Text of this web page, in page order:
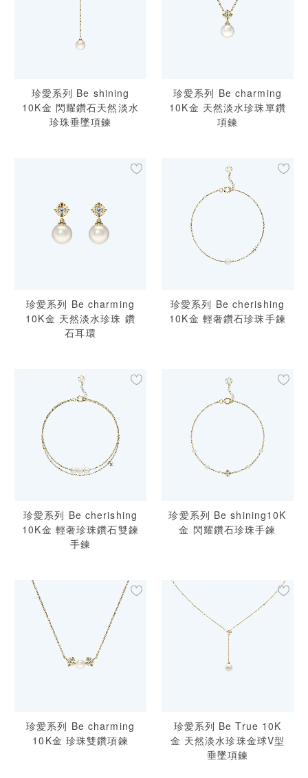
珍愛系列 Be shining
10K金 閃耀鑽石天然淡水
珍珠垂墜項鍊
珍愛系列 Be charming
10K金 天然淡水珍珠單鑽
項鍊
珍愛系列 Be charming
10K金 天然淡水珍珠 鑽
石耳環
珍愛系列 Be cherishing
10K金 輕奢鑽石珍珠手鍊
珍愛系列 Be cherishing
10K金 輕奢珍珠鑽石雙鍊
手鍊
珍愛系列 Be shining10K
金 閃耀鑽石珍珠手鍊
珍愛系列 Be charming
10K金 珍珠雙鑽項鍊
珍愛系列 Be True 10K
金 天然淡水珍珠金球V型
垂墜項鍊